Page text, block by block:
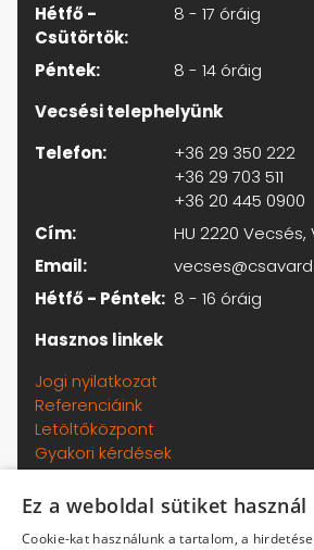
Hétfő -
Csütörtök:
8 - 17 óráig
Péntek:
8 - 14 óráig
Vecsési telephelyünk
Telefon:
+36 29 350 222
+36 29 703 511
+36 20 445 0900
Cím:
HU 2220 Vecsés,
Email:
Hétfő - Péntek: 8 - 16 óráig
Hasznos linkek
Jogi nyilatkozat
Referenciáink
Letöltőközpont
Gyakori kérdések
Adatkezelési tájékoztató
Általános szerződési feltételek
Ez a weboldal sütiket használ
Cookie-kat használunk a tartalom, a